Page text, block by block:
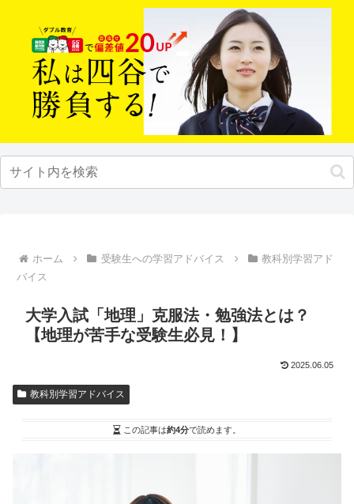
ホーム 受験生への学習アドバイス
教科別学習アド
バイス
大学入試「地理」克服法・勉強法とは？
【地理が苦手な受験生必見！】
2025.06.05
教科別学習アドバイス
この記事は約4分で読めます。